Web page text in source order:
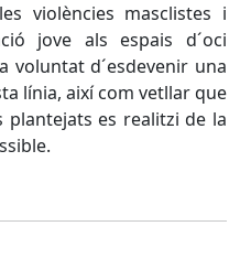
violències masclistes i
jove als espais d´oci
voluntat d´esdevenir una
línia, així com vetllar que
es realitzi de la